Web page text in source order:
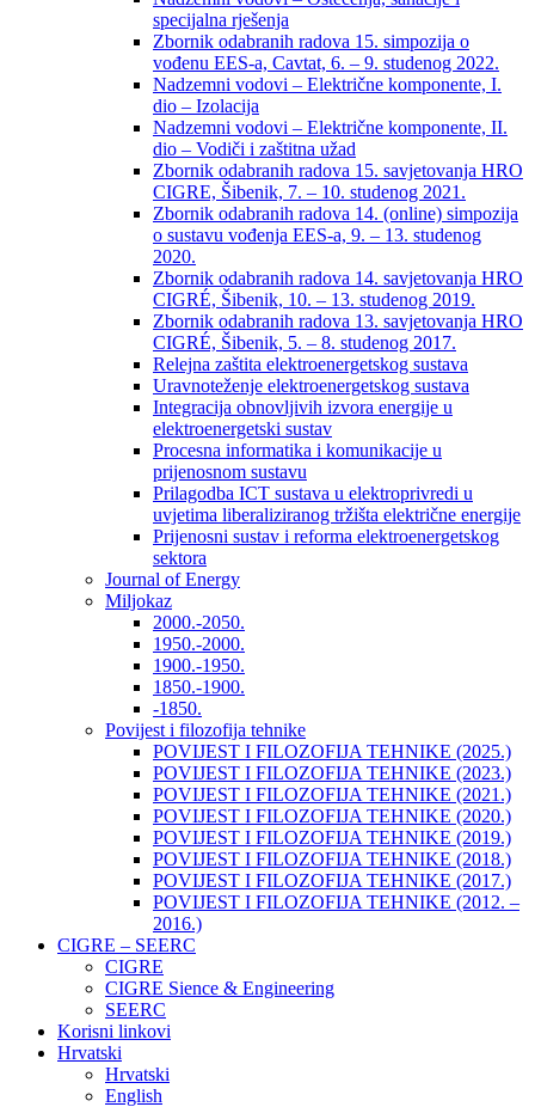
specijalna rješenja
Zbornik odabranih radova 15. simpozija o
vođenu EES-a, Cavtat, 6. – 9. studenog 2022.
Nadzemni vodovi – Električne komponente, I.
dio – Izolacija
Nadzemni vodovi – Električne komponente, II.
dio – Vodiči i zaštitna užad
Zbornik odabranih radova 15. savjetovanja HRO
CIGRE, Šibenik, 7. – 10. studenog 2021.
Zbornik odabranih radova 14. (online) simpozija
o sustavu vođenja EES-a, 9. – 13. studenog
2020.
Zbornik odabranih radova 14. savjetovanja HRO
CIGRÉ, Šibenik, 10. – 13. studenog 2019.
Zbornik odabranih radova 13. savjetovanja HRO
CIGRÉ, Šibenik, 5. – 8. studenog 2017.
Relejna zaštita elektroenergetskog sustava
Uravnoteženje elektroenergetskog sustava
Integracija obnovljivih izvora energije u
elektroenergetski sustav
Procesna informatika i komunikacije u
prijenosnom sustavu
Prilagodba ICT sustava u elektroprivredi u
uvjetima liberaliziranog tržišta električne energije
Prijenosni sustav i reforma elektroenergetskog
sektora
Journal of Energy
Miljokaz
2000.-2050.
1950.-2000.
1900.-1950.
1850.-1900.
-1850.
Povijest i filozofija tehnike
POVIJEST I FILOZOFIJA TEHNIKE (2025.)
POVIJEST I FILOZOFIJA TEHNIKE (2023.)
POVIJEST I FILOZOFIJA TEHNIKE (2021.)
POVIJEST I FILOZOFIJA TEHNIKE (2020.)
POVIJEST I FILOZOFIJA TEHNIKE (2019.)
POVIJEST I FILOZOFIJA TEHNIKE (2018.)
POVIJEST I FILOZOFIJA TEHNIKE (2017.)
POVIJEST I FILOZOFIJA TEHNIKE (2012. –
2016.)
CIGRE – SEERC
CIGRE
CIGRE Sience & Engineering
SEERC
Korisni linkovi
Hrvatski
Hrvatski
English